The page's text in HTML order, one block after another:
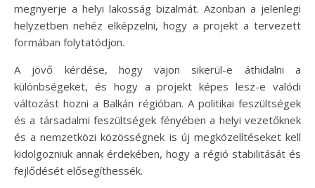
megnyerje a helyi lakosság bizalmát. Azonban a jelenlegi
helyzetben nehéz elképzelni, hogy a projekt a tervezett
formában folytatódjon.
A jövő kérdése, hogy vajon sikerül-e áthidalni a
különbségeket, és hogy a projekt képes lesz-e valódi
változást hozni a Balkán régióban. A politikai feszültségek
és a társadalmi feszültségek fényében a helyi vezetőknek
és a nemzetközi közösségnek is új megközelítéseket kell
kidolgozniuk annak érdekében, hogy a régió stabilitását és
fejlődését elősegíthessék.